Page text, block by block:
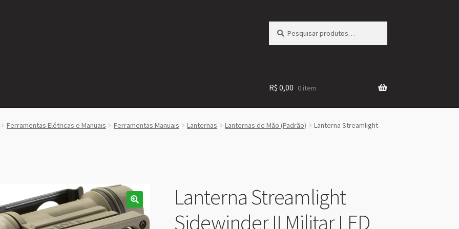
por:
R$ 0,00 0 item
Ferramentas Elétricas e Manuais Ferramentas Manuais Lanternas Lanternas de Mão (Padrão)
Lanterna Streamlight
Lanterna Streamlight
Sidewinder II Militar LED